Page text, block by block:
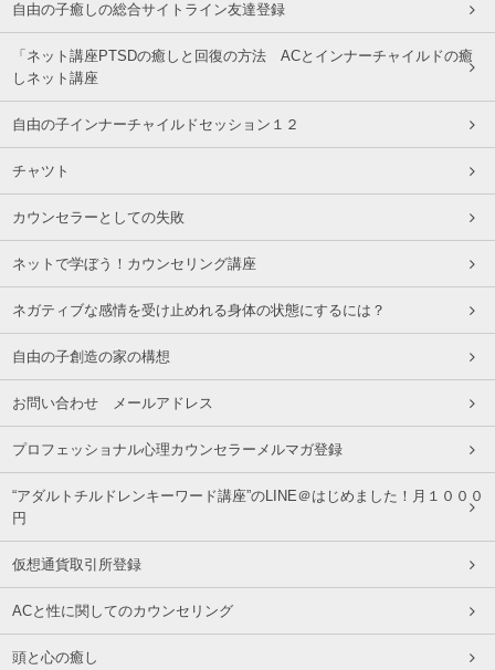
自由の子癒しの総合サイトライン友達登録
「ネット講座PTSDの癒しと回復の方法 ACとインナーチャイルドの癒
しネット講座
自由の子インナーチャイルドセッション１２
チャツト
カウンセラーとしての失敗
ネットで学ぼう！カウンセリング講座
ネガティブな感情を受け止めれる身体の状態にするには？
自由の子創造の家の構想
お問い合わせ メールアドレス
プロフェッショナル心理カウンセラーメルマガ登録
“アダルトチルドレンキーワード講座”のLINE＠はじめました！月１０００
円
仮想通貨取引所登録
ACと性に関してのカウンセリング
頭と心の癒し